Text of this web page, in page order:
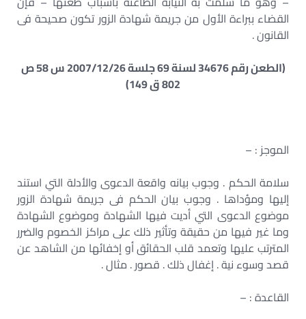
القضاء ببراءة الأول من جريمة شهادة الزور تكون صحيحة فى
القانون .
(الطعن رقم 34676 لسنة 69 جلسة 2007/12/26 س 58 ص
802 ق 149)
الموجز : –
سلامة الحكم . وجوب بيانه واقعة الدعوى والأدلة التي استند
إليها ومؤداها . وجوب بيان الحكم فى جريمة شهادة الزور
موضوع الدعوى التي أديت فيها الشهادة وموضوع الشهادة
وما غير فيها من حقيقة وتأثير ذلك على مراكز الخصوم والضرر
المترتب عليها وتعمد قلب الحقائق أو إخفائها من الشاهد عن
قصد وسوء نية . إغفال ذلك . قصور . مثال .
القاعدة : –